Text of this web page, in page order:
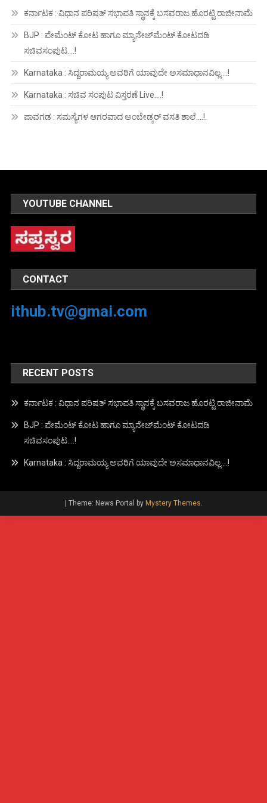
ಕರ್ನಾಟಕ : ವಿಧಾನ ಪರಿಷತ್ ಸಭಾಪತಿ ಸ್ಥಾನಕ್ಕೆ ಬಸವರಾಜ ಹೊರಟ್ಟಿ ರಾಜೀನಾಮೆ
BJP : ಪೇಮೆಂಟ್ ಕೋಟ ಹಾಗೂ ಮ್ಯಾನೇಜ್‍ಮೆಂಟ್ ಕೋಟದಡಿ
ಸಚಿವಸಂಪುಟ….!
Karnataka : ಸಿದ್ದರಾಮಯ್ಯ ಅವರಿಗೆ ಯಾವುದೇ ಅಸಮಾಧಾನವಿಲ್ಲ….!
Karnataka : ಸಚಿವ ಸಂಪುಟ ವಿಸ್ತರಣೆ Live….!
ಪಾವಗಡ : ಸಮಸ್ಯೆಗಳ ಆಗರವಾದ ಅಂಬೇಡ್ಕರ್ ವಸತಿ ಶಾಲೆ….!.
YOUTUBE CHANNEL
CONTACT
ithub.tv@gmai.com
RECENT POSTS
ಕರ್ನಾಟಕ : ವಿಧಾನ ಪರಿಷತ್ ಸಭಾಪತಿ ಸ್ಥಾನಕ್ಕೆ ಬಸವರಾಜ ಹೊರಟ್ಟಿ ರಾಜೀನಾಮೆ
BJP : ಪೇಮೆಂಟ್ ಕೋಟ ಹಾಗೂ ಮ್ಯಾನೇಜ್‍ಮೆಂಟ್ ಕೋಟದಡಿ
ಸಚಿವಸಂಪುಟ….!
Karnataka : ಸಿದ್ದರಾಮಯ್ಯ ಅವರಿಗೆ ಯಾವುದೇ ಅಸಮಾಧಾನವಿಲ್ಲ….!
| Theme: News Portal by Mystery Themes